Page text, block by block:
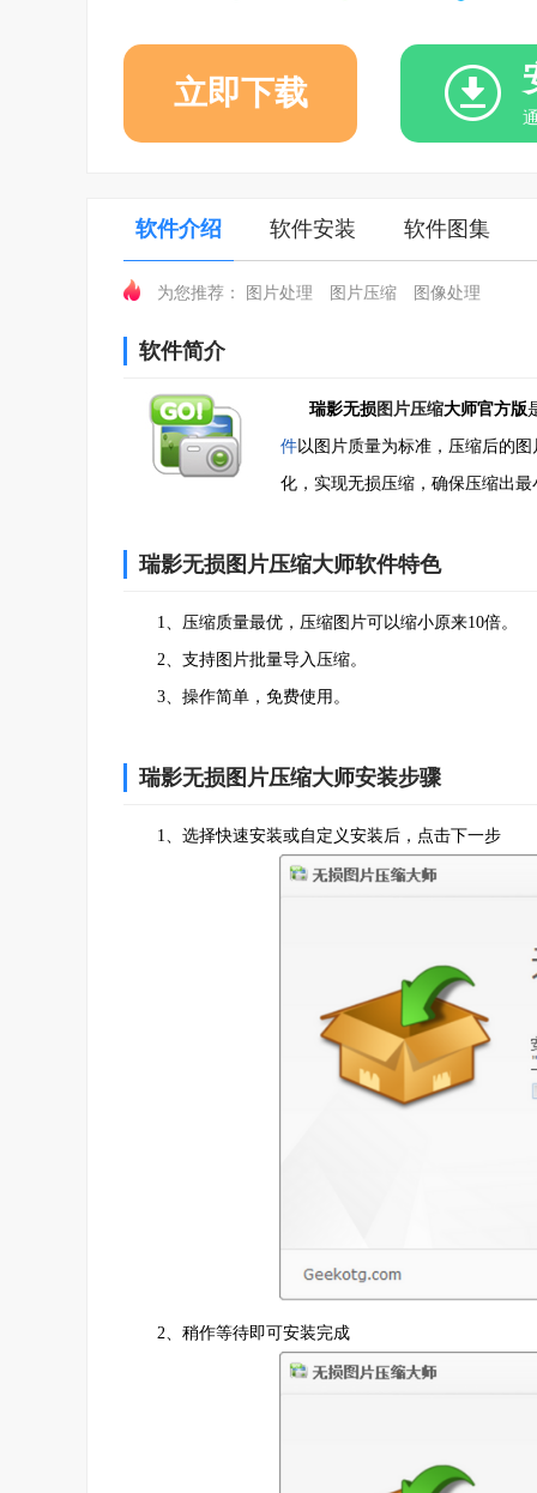
立即下载
软件介绍 软件安装 软件图集
为您推荐： 图片处理 图片压缩 图像处理
软件简介
瑞影无损图片压缩大师官方版
件以图片质量为标准，压缩后的
化，实现无损压缩，确保压缩出
瑞影无损图片压缩大师软件特色
1、压缩质量最优，压缩图片可以缩小原来10倍。
2、支持图片批量导入压缩。
3、操作简单，免费使用。
瑞影无损图片压缩大师安装步骤
1、选择快速安装或自定义安装后，点击下一步
2、稍作等待即可安装完成